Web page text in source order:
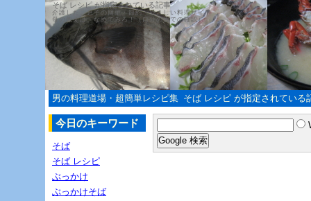
そば レシピ が指定されている記事
介護した、息子の簡単・節約・やさしい料理サイト
母の教えは、なめてみろ！（自分の舌での確認）
男の料理道場・超簡単レシピ集 そば レシピ が指定されている
今日のキーワード
そば
そば レシピ
ぶっかけ
ぶっかけそば